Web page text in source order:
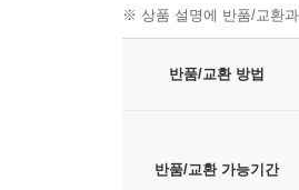
※ 상품 설명에 반품/교환
반품/교환 방법
반품/교환 가능기간